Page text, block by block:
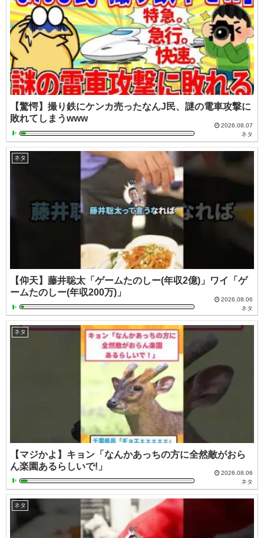
【驚愕】撮り鉄にケンカ売ったなんJ民、謎の電車攻撃に
敗れてしまうwww
2026.08.07
ネタ
ネタ
【仰天】藤井聡太「ゲームたのしー(年収2億)」ワイ「ゲ
ームたのしー(年収200万)」
2026.08.06
ネタ
ネタ
【マジかよ】キョン「なんかあっちの方に全然敵がおら
ん楽園あるらしいで!」
2026.08.06
ネタ
ネタ